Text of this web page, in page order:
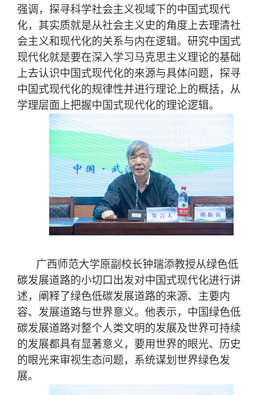
强调，探寻科学社会主义视域下的中国式现代
化，其实质就是从社会主义史的角度上去理清社
会主义和现代化的关系与内在逻辑。研究中国式
现代化就是要在深入学习马克思主义理论的基础
上去认识中国式现代化的来源与具体问题，探寻
中国式现代化的规律性并进行理论上的概括，从
学理层面上把握中国式现代化的理论逻辑。
广西师范大学原副校长钟瑞添教授从绿色低
碳发展道路的小切口出发对中国式现代化进行讲
述，阐释了绿色低碳发展道路的来源、主要内
容、发展道路与世界意义。他表示，中国绿色低
碳发展道路对整个人类文明的发展及世界可持续
的发展都具有显著意义，要用世界的眼光、历史
的眼光来审视生态问题，系统谋划世界绿色发
展。